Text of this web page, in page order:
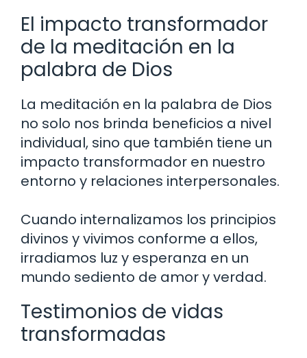
El impacto transformador
de la meditación en la
palabra de Dios
La meditación en la palabra de Dios
no solo nos brinda beneficios a nivel
individual, sino que también tiene un
impacto transformador en nuestro
entorno y relaciones interpersonales.
Cuando internalizamos los principios
divinos y vivimos conforme a ellos,
irradiamos luz y esperanza en un
mundo sediento de amor y verdad.
Testimonios de vidas
transformadas